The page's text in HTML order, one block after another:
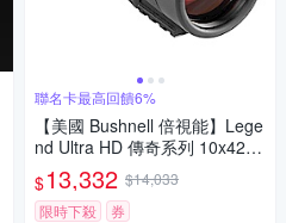
聯名卡最高回饋6%
【美國 Bushnell 倍視能】Lege
nd Ultra HD 傳奇系列 10x42m
m ED螢石專業級手持型單眼望
遠鏡 191142 (公司貨)
$13,332 $14,033
限時下殺
券